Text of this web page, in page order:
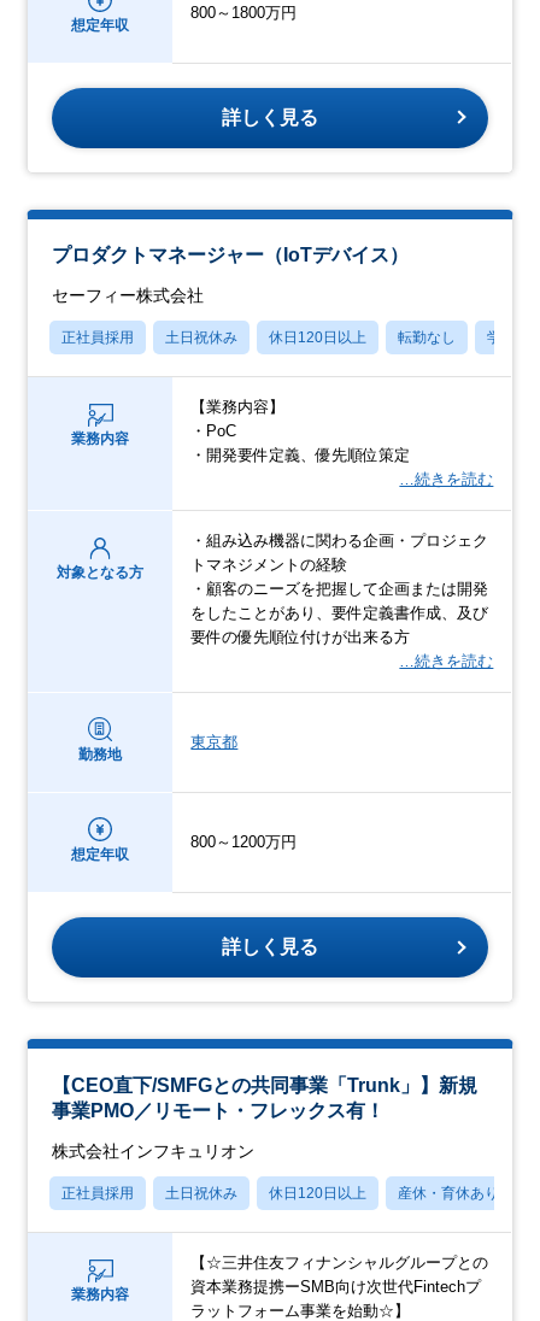
想定年収
800～1800万円
詳しく見る
プロダクトマネージャー（IoTデバイス）
セーフィー株式会社
正社員採用 土日祝休み 休日120日以上 転勤なし 学歴不
業務内容
【業務内容】
・PoC
・開発要件定義、優先順位策定
…続きを読む
対象となる方
・組み込み機器に関わる企画・プロジェク
トマネジメントの経験
・顧客のニーズを把握して企画または開発
をしたことがあり、要件定義書作成、及び
要件の優先順位付けが出来る方
…続きを読む
勤務地
東京都
想定年収
800～1200万円
詳しく見る
【CEO直下/SMFGとの共同事業「Trunk」】新規
事業PMO／リモート・フレックス有！
株式会社インフキュリオン
正社員採用 土日祝休み 休日120日以上 産休・育休あり
業務内容
【☆三井住友フィナンシャルグループとの
資本業務提携ーSMB向け次世代Fintechプ
ラットフォーム事業を始動☆】